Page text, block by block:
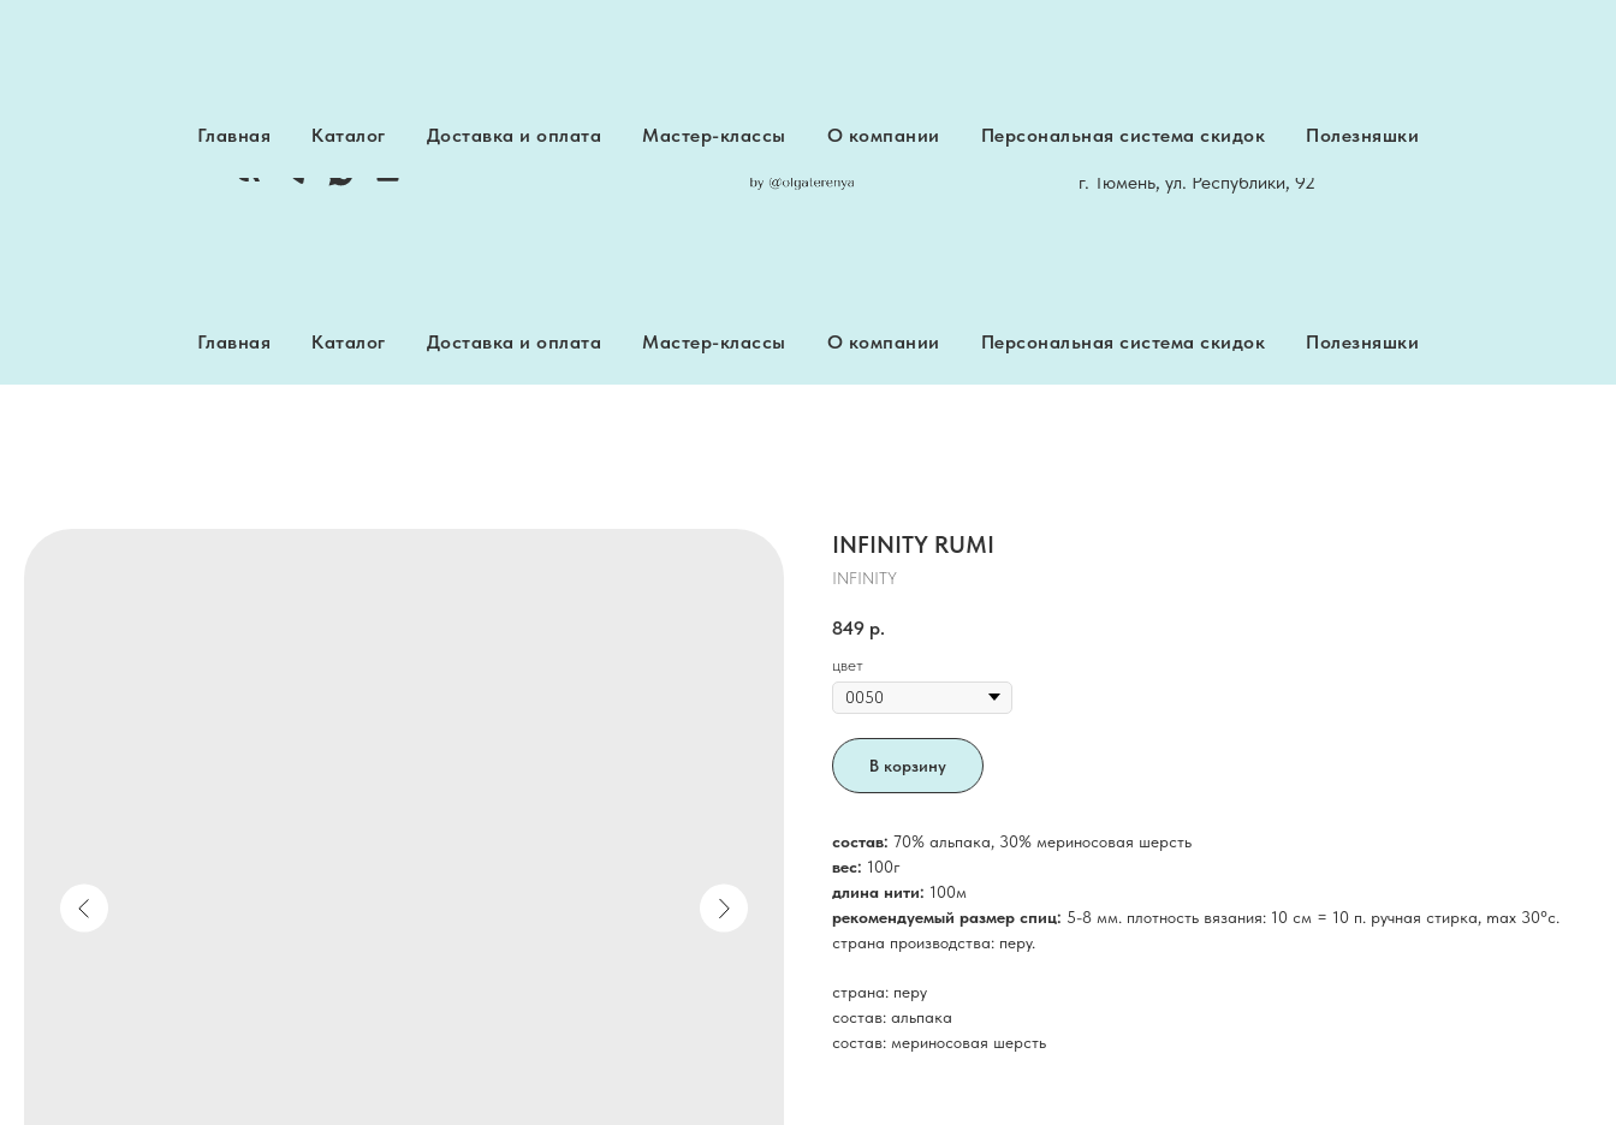
Интернет-магазин пряжи
г. Тюмень, ул. Республики, 92
Главная Каталог Доставка и оплата Мастер-классы О компании Персональная система скидок Полезняшки
Главная Каталог Доставка и оплата Мастер-классы О компании Персональная система скидок Полезняшки
INFINITY RUMI
INFINITY
849 р.
цвет
В корзину
состав: 70% альпака, 30% мериносовая шерсть
вес: 100г
длина нити: 100м
рекомендуемый размер спиц: 5-8 мм. плотность вязания: 10 см = 10 п. ручная стирка, max 30°c.
страна производства: перу.
страна: перу
состав: альпака
состав: мериносовая шерсть